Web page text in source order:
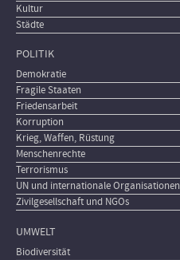
Kultur
Städte
POLITIK
Demokratie
Fragile Staaten
Friedensarbeit
Korruption
Krieg, Waffen, Rüstung
Menschenrechte
Terrorismus
UN und internationale Organisationen
Zivilgesellschaft und NGOs
UMWELT
Biodiversität